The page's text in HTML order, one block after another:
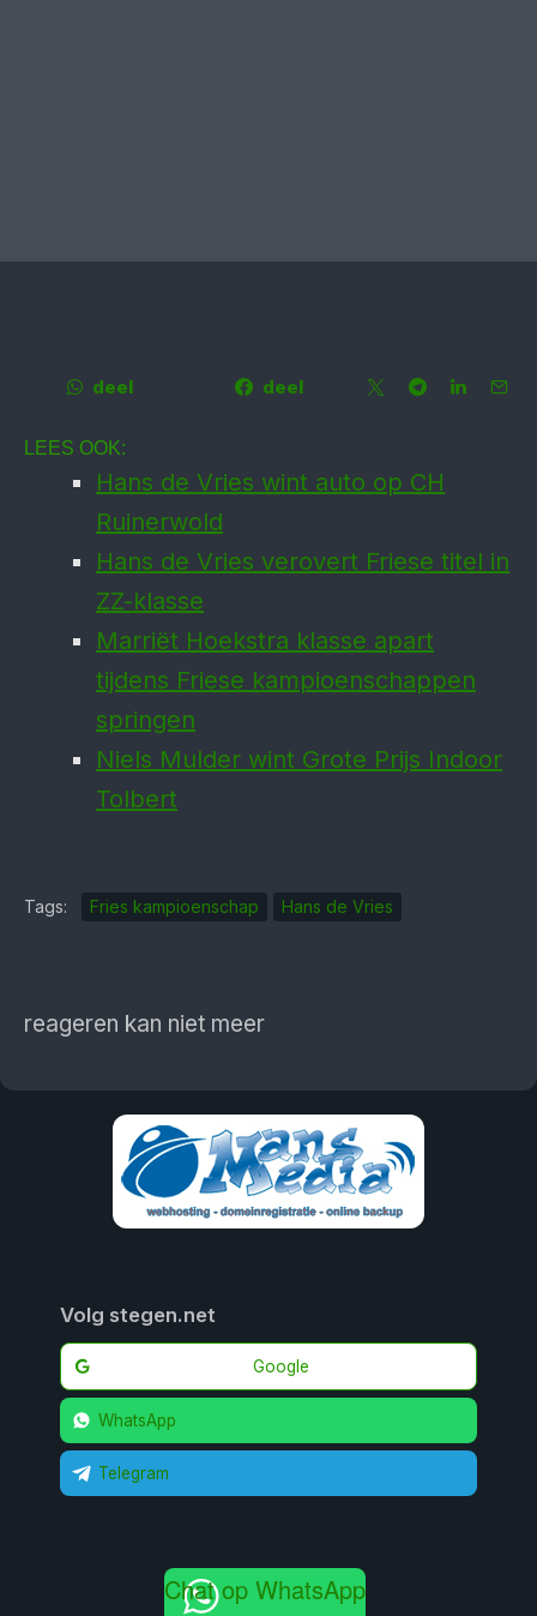
deel deel
LEES OOK:
Hans de Vries wint auto op CH
Ruinerwold
Hans de Vries verovert Friese titel in
ZZ-klasse
Marriët Hoekstra klasse apart
tijdens Friese kampioenschappen
springen
Niels Mulder wint Grote Prijs Indoor
Tolbert
Tags: Fries kampioenschap Hans de Vries
reageren kan niet meer
Volg stegen.net
Google
WhatsApp
Telegram
Chat op WhatsApp